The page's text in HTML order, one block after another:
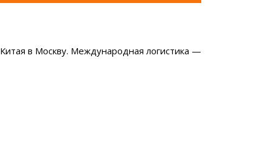
в Москву. Международная логистика —